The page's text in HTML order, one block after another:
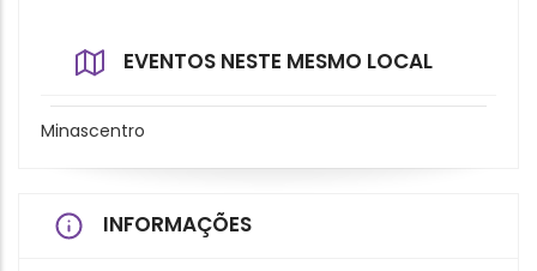
EVENTOS NESTE MESMO LOCAL
Minascentro
INFORMAÇÕES